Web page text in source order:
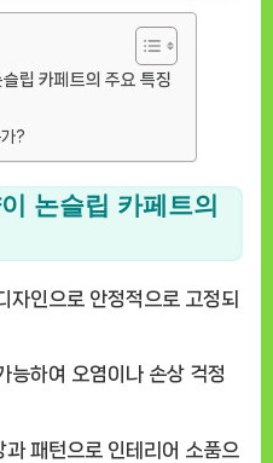
립 카페트의 주요 특징
?
논슬립 카페트의
자인으로 안정적으로 고정되
능하여 오염이나 손상 걱정
패턴으로 인테리어 소품으